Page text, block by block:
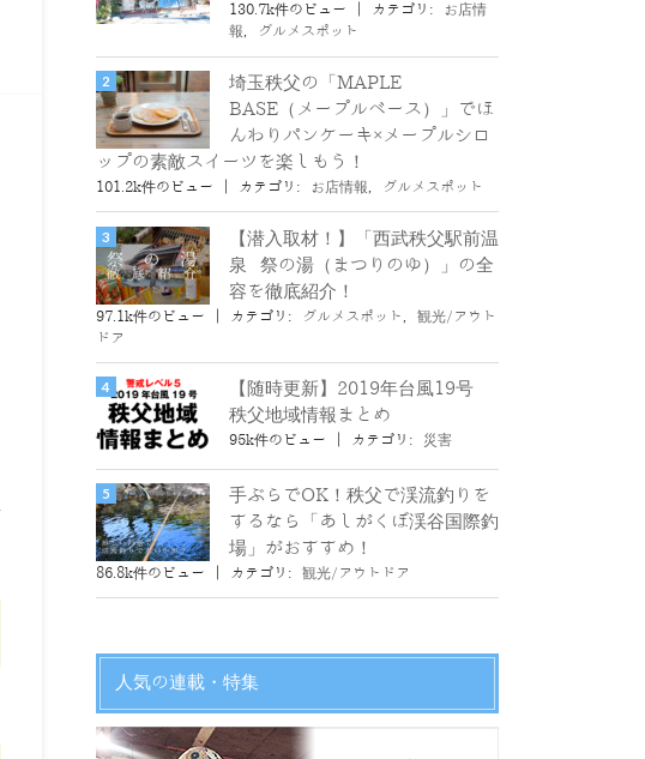
130.7k件のビュー カテゴリ:
お店情
報, グルメスポット
埼玉秩父の「MAPLE
BASE（メープルベース）」でほ
んわりパンケーキ×メープルシロ
ップの素敵スイーツを楽しもう！
101.2k件のビュー カテゴリ: お店情報, グルメスポット
【潜入取材！】「西武秩父駅前温
泉 祭の湯（まつりのゆ）」の全
容を徹底紹介！
97.1k件のビュー カテゴリ: グルメスポット
観光/アウト
ドア
【随時更新】2019年台風19号
秩父地域情報まとめ
95k件のビュー カテゴリ: 災害
手ぶらでOK！秩父で渓流釣りを
するなら「あしがくぼ渓谷国際釣
場」がおすすめ！
86.8k件のビュー カテゴリ: 観光/アウトドア
人気の連載・特集